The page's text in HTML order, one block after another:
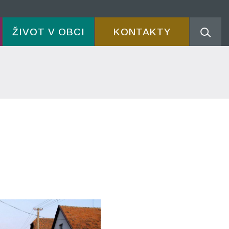
ŽIVOT V OBCI KONTAKTY